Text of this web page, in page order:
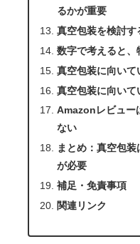
るかが重要
真空包装を検討す
数字で考えると、
真空包装に向いて
真空包装に向いて
Amazonレビュー
ない
まとめ：真空包
が必要
補足・免責事項
関連リンク